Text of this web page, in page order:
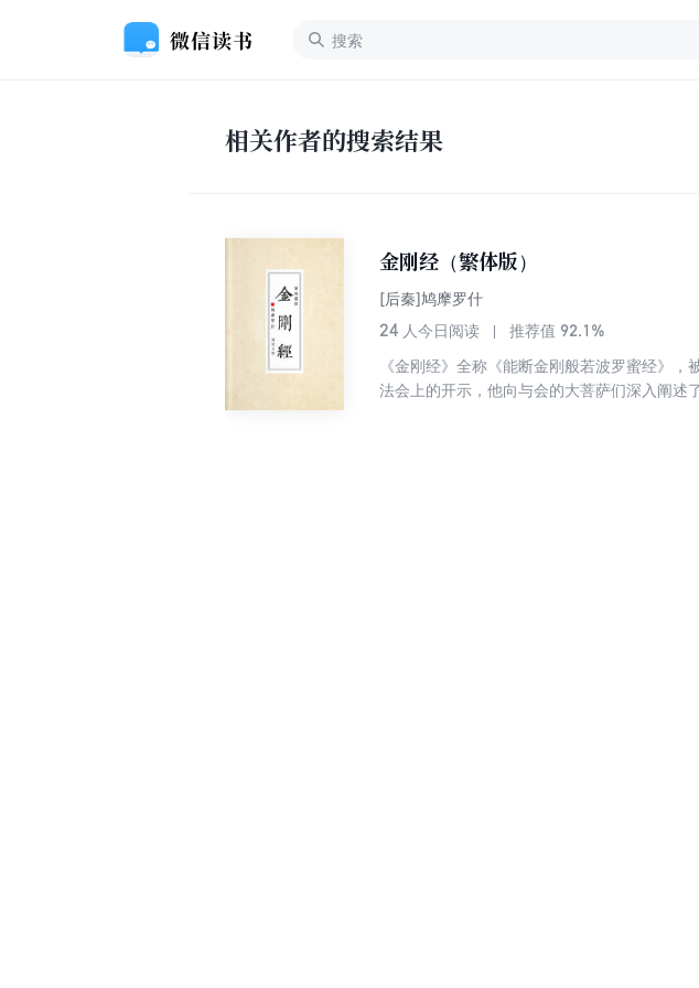
相关作者的搜索结果
金刚经（繁体版）
[后秦]鸠摩罗什
24 人今日阅读 推荐值 92.1%
《金刚经》全称《能断金刚般若波罗蜜经》
法会上的开示，他向与会的大菩萨们深入阐述